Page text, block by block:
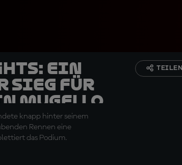
Ein
Sieg für
Mugello
knapp hinter seinem
Rennen eine
das Podium.
TEILEN